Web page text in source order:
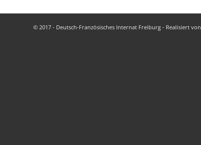
© 2017 - Deutsch-Französisches Internat Freiburg - Realisiert von